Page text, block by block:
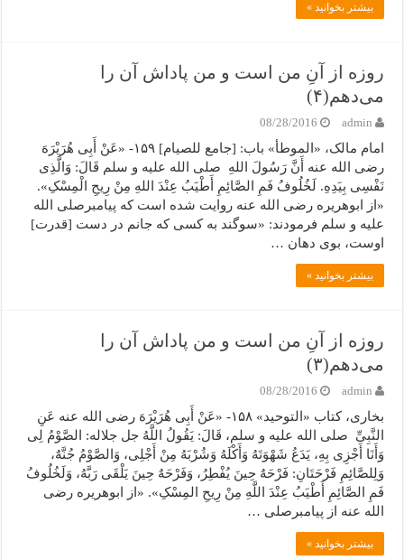
بیشتر بخوانید »
روزه از آنِ من است و من پاداش آن را
می‌دهم(۴)
admin
08/28/2016
امام مالک، «الموطأ» باب: [جامع للصیام] ۱۵۹- «عَنْ أَبِی هُرَیْرَهَ
رضی الله عنه أَنَّ رَسُولَ اللهِ صلی الله علیه و سلم قَالَ: وَالَّذِی
نَفْسِی بِیَدِهِ. لَخُلُوفُ فَمِ الصَّائِمِ أَطْیَبُ عِنْدَ اللهِ مِنْ رِیحِ الْمِسْکِ».
«از ابوهریره رضی الله عنه روایت شده است که پیامبرصلی الله
علیه و سلم فرمودند: «سوگند به کسی که جانم در دست [قدرت]
اوست، بوی دهان …
بیشتر بخوانید »
روزه از آنِ من است و من پاداش آن را
می‌دهم(۳)
admin
08/28/2016
بخاری، کتاب «التوحید» ۱۵۸- «عَنْ أَبِی هُرَیْرَهَ رضی الله عنه عَنِ
النَّبِیِّ صلی الله علیه و سلم، قَالَ: یَقُولُ اللَّهُ جل جلاله: الصَّوْمُ لِی
وَأَنَا أَجْزِی بِهِ، یَدَعُ شَهْوَتَهُ وَأَکْلَهُ وَشُرْبَهُ مِنْ أَجْلِی، وَالصَّوْمُ جُنَّهٌ،
وَلِلصَّائِمِ فَرْحَتَانِ: فَرْحَهٌ حِینَ یُفْطِرُ، وَفَرْحَهٌ حِینَ یَلْقَى رَبَّهُ، وَلَخُلُوفُ
فَمِ الصَّائِمِ أَطْیَبُ عِنْدَ اللَّهِ مِنْ رِیحِ المِسْکِ». «از ابوهریره رضی
الله عنه از پیامبرصلی …
بیشتر بخوانید »